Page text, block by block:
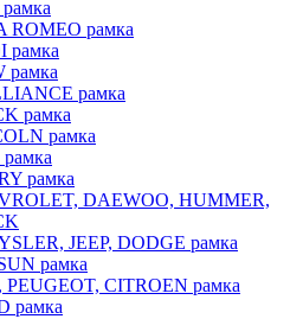
рамка
ROMEO рамка
рамка
рамка
рамка
рамка
рамка
рамка
DAEWOO, HUMMER,
JEEP, DODGE рамка
рамка
PEUGEOT, CITROEN рамка
рамка